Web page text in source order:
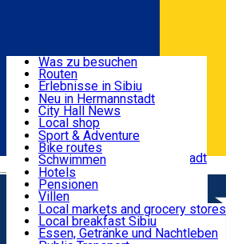
Română
Nützliche informationen
Aktivitäten & Abenteuer
Unterkunft
Essen, Getränke & Nachtleben
Transport & Parken
Was zu besuchen
Routen
Erlebnisse in Sibiu
Podcast
Kultur
Museen
Kirchen
Parks, Zoo
Im Umkreis von Hermannstadt
Neu in Hermannstadt
City Hall News
Local shop
Sibiu Handwerker
Sibiul Verde
Public services
Bildung
Wie komme ich nach Sibiu?
Touristeninfo
Reiseführer
Guided tours
Local publication
Sport & Adventure
Bike routes
Schwimmen
Reiten
Fitnessstudio
Loc de joacă indoor
Loc de joacă outdoor
Ski
Eislaufen
Hotels
Pensionen
Villen
Hostels
Motels
Camping
Local markets and grocery stores
Local breakfast Sibiu
Essen, Getränke und Nachtleben